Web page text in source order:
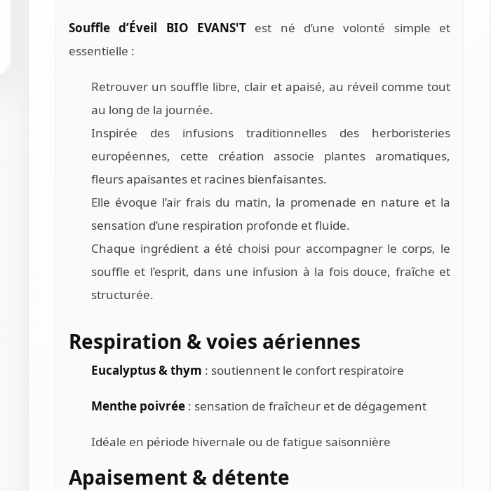
Souffle d’Éveil BIO EVANS'T est né d’une volonté simple et
essentielle :
Retrouver un souffle libre, clair et apaisé, au réveil comme tout
au long de la journée.
Inspirée des infusions traditionnelles des herboristeries
européennes, cette création associe plantes aromatiques,
fleurs apaisantes et racines bienfaisantes.
Elle évoque l’air frais du matin, la promenade en nature et la
sensation d’une respiration profonde et fluide.
Chaque ingrédient a été choisi pour accompagner le corps, le
souffle et l’esprit, dans une infusion à la fois douce, fraîche et
structurée.
Respiration & voies aériennes
Eucalyptus & thym : soutiennent le confort respiratoire
Menthe poivrée : sensation de fraîcheur et de dégagement
Idéale en période hivernale ou de fatigue saisonnière
Apaisement & détente